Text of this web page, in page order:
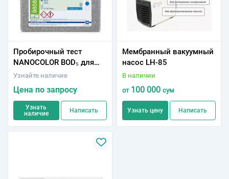
Пробирочный тест
NANOCOLOR BOD₅ для
определения БПК₅ в
Узнайте наличие
Цена по запросу
Узнать
наличие
Написать
Мембранный вакуумный
насос LH-85
В наличии
от100 000 сум
Узнать цену Написать